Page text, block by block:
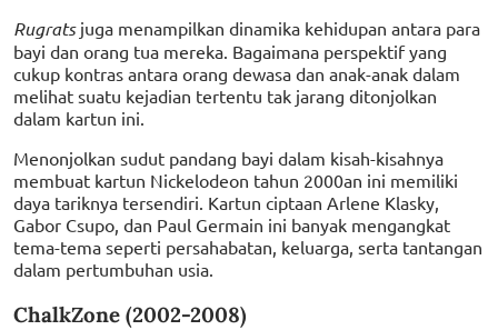
Rugratsjuga menampilkan dinamika kehidupan antara para
bayi dan orang tua mereka. Bagaimana perspektif yang
cukup kontras antara orang dewasa dan anak-anak dalam
melihat suatu kejadian tertentu tak jarang ditonjolkan
dalam kartun ini.
Menonjolkan sudut pandang bayi dalam kisah-kisahnya
membuat kartun Nickelodeon tahun 2000an ini memiliki
daya tariknya tersendiri. Kartun ciptaan Arlene Klasky,
Gabor Csupo, dan Paul Germain ini banyak mengangkat
tema-tema seperti persahabatan, keluarga, serta tantangan
dalam pertumbuhan usia.
ChalkZone (2002-2008)